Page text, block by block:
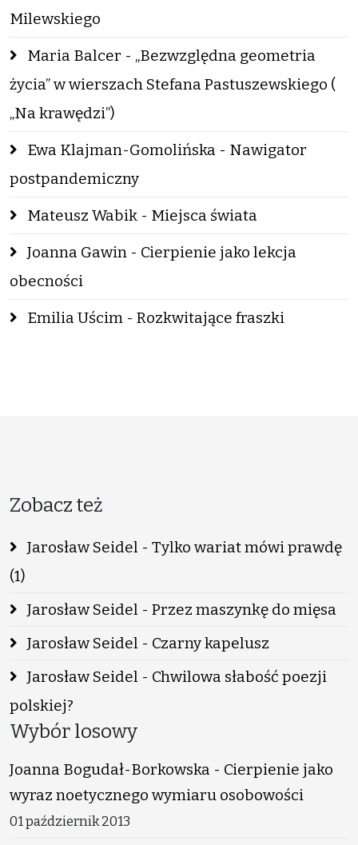
Milewskiego
Maria Balcer - „Bezwzględna geometria
życia” w wierszach Stefana Pastuszewskiego (
„Na krawędzi”)
Ewa Klajman-Gomolińska - Nawigator
postpandemiczny
Mateusz Wabik - Miejsca świata
Joanna Gawin - Cierpienie jako lekcja
obecności
Emilia Uścim - Rozkwitające fraszki
Zobacz też
Jarosław Seidel - Tylko wariat mówi prawdę
(1)
Jarosław Seidel - Przez maszynkę do mięsa
Jarosław Seidel - Czarny kapelusz
Jarosław Seidel - Chwilowa słabość poezji
polskiej?
Wybór losowy
Joanna Bogudał-Borkowska - Cierpienie jako
wyraz noetycznego wymiaru osobowości
01 październik 2013